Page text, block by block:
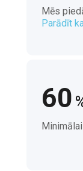
Mēs
Parādīt
60